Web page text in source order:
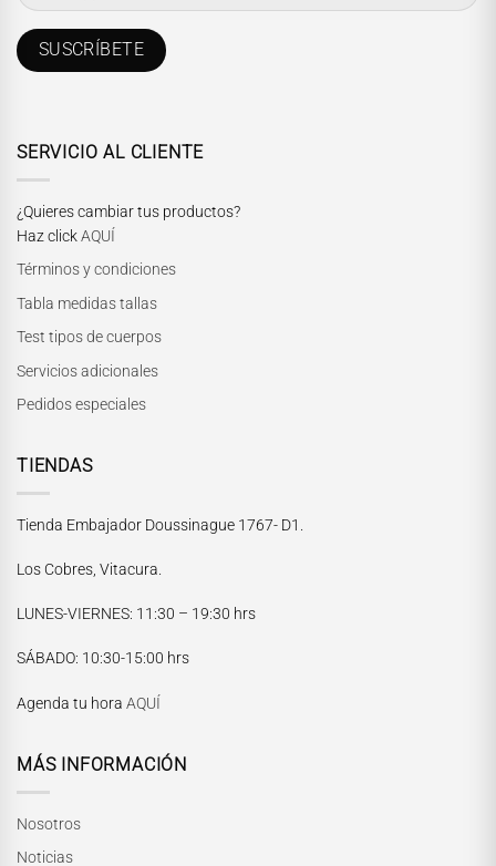
SERVICIO AL CLIENTE
¿Quieres cambiar tus productos?
Haz clickAQUÍ
Términos y condiciones
Tabla medidas tallas
Test tipos de cuerpos
Servicios adicionales
Pedidos especiales
TIENDAS
Tienda Embajador Doussinague 1767- D1.
Los Cobres, Vitacura.
LUNES-VIERNES: 11:30 – 19:30 hrs
SÁBADO: 10:30-15:00 hrs
Agenda tu hora AQUÍ
MÁS INFORMACIÓN
Nosotros
Noticias
María Paskaró